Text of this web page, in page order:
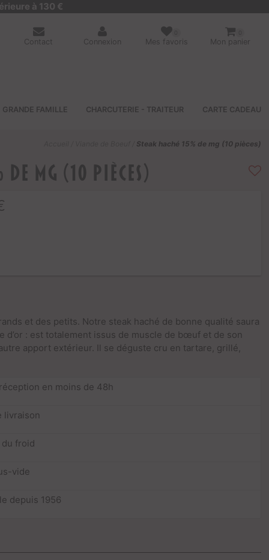
à 130 €
Contact Connexion Mes favoris Mon panier
GRANDE FAMILLE CHARCUTERIE - TRAITEUR CARTE CADEAU
Steak haché 15% de mg (10 pièces)
de mg (10 pièces)
et des petits. Notre steak haché de bonne qualité saura
d’or : est totalement issus de muscle de bœuf et de son
apport extérieur. Il se déguste cru en tartare, grillé,
en moins de 48h
livraison
du froid
vide
depuis 1956